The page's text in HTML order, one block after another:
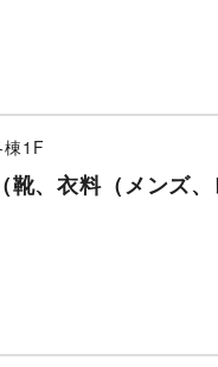
棟1F
、衣料（メンズ、